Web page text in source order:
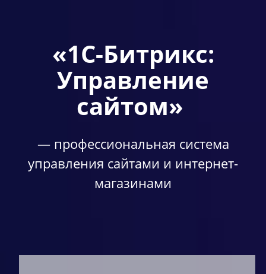
«1С-Битрикс:
Управление
сайтом»
— профессиональная система
управления сайтами и интернет-
магазинами